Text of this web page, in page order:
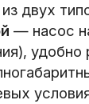
двух
— насос
удобно